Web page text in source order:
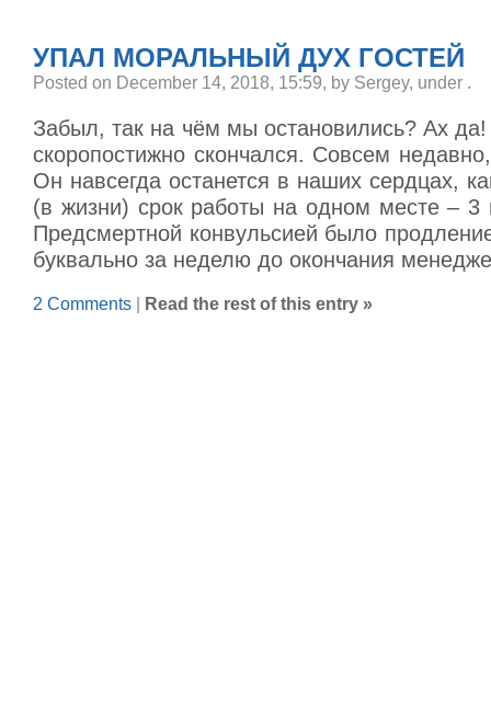
УПАЛ МОРАЛЬНЫЙ ДУХ ГОСТЕЙ
Posted on December 14, 2018, 15:59, by Sergey, under .
Забыл, так на чём мы остановились? Ах
скоропостижно скончался. Совсем
Он навсегда останется в наших сердцах,
(в жизни) срок работы на одном месте – 3
Предсмертной конвульсией было
буквально за неделю до окончания
2 Comments Read the rest of this entry »